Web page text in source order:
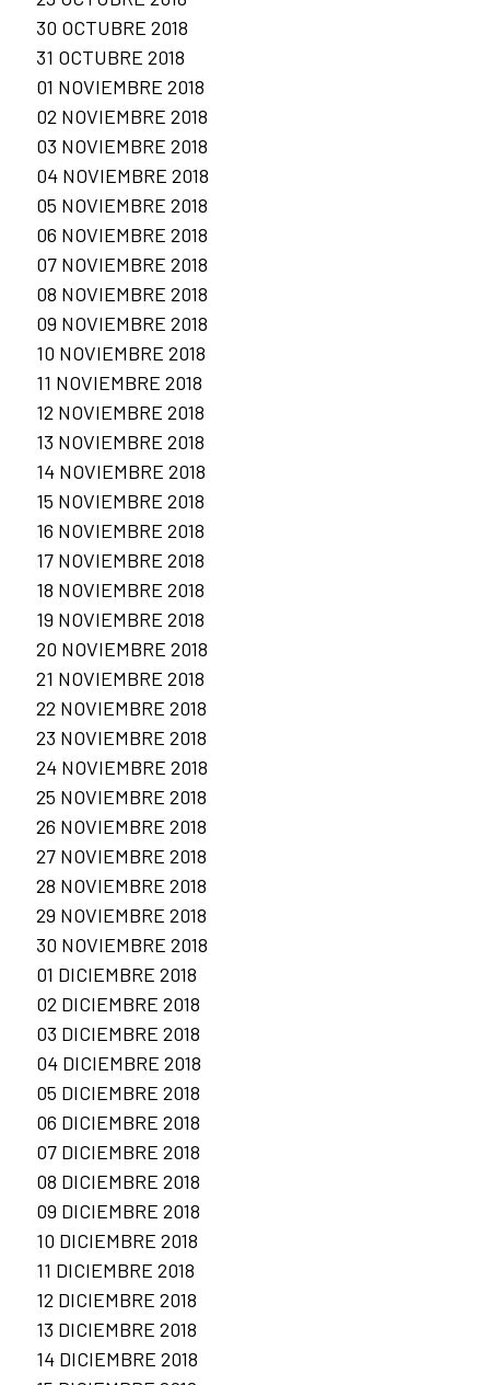
30 OCTUBRE 2018
31 OCTUBRE 2018
01 NOVIEMBRE 2018
02 NOVIEMBRE 2018
03 NOVIEMBRE 2018
04 NOVIEMBRE 2018
05 NOVIEMBRE 2018
06 NOVIEMBRE 2018
07 NOVIEMBRE 2018
08 NOVIEMBRE 2018
09 NOVIEMBRE 2018
10 NOVIEMBRE 2018
11 NOVIEMBRE 2018
12 NOVIEMBRE 2018
13 NOVIEMBRE 2018
14 NOVIEMBRE 2018
15 NOVIEMBRE 2018
16 NOVIEMBRE 2018
17 NOVIEMBRE 2018
18 NOVIEMBRE 2018
19 NOVIEMBRE 2018
20 NOVIEMBRE 2018
21 NOVIEMBRE 2018
22 NOVIEMBRE 2018
23 NOVIEMBRE 2018
24 NOVIEMBRE 2018
25 NOVIEMBRE 2018
26 NOVIEMBRE 2018
27 NOVIEMBRE 2018
28 NOVIEMBRE 2018
29 NOVIEMBRE 2018
30 NOVIEMBRE 2018
01 DICIEMBRE 2018
02 DICIEMBRE 2018
03 DICIEMBRE 2018
04 DICIEMBRE 2018
05 DICIEMBRE 2018
06 DICIEMBRE 2018
07 DICIEMBRE 2018
08 DICIEMBRE 2018
09 DICIEMBRE 2018
10 DICIEMBRE 2018
11 DICIEMBRE 2018
12 DICIEMBRE 2018
13 DICIEMBRE 2018
14 DICIEMBRE 2018